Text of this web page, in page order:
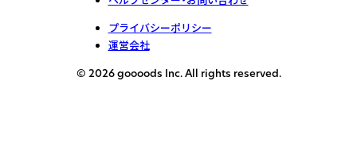
プライバシーポリシー
運営会社
© 2026 goooods Inc. All rights reserved.